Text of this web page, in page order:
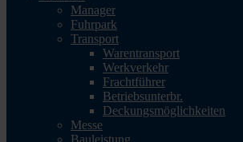
Manager
Fuhrpark
Transport
Warentransport
Werkverkehr
Frachtführer
Betriebsunterbr.
Deckungsmöglichkeiten
Messe